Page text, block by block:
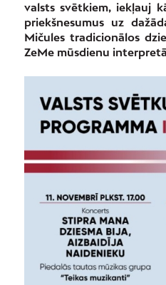
valsts svētkiem, iekļauj
priekšnesumus uz
Mičules tradicionālos
ZeMe mūsdienu